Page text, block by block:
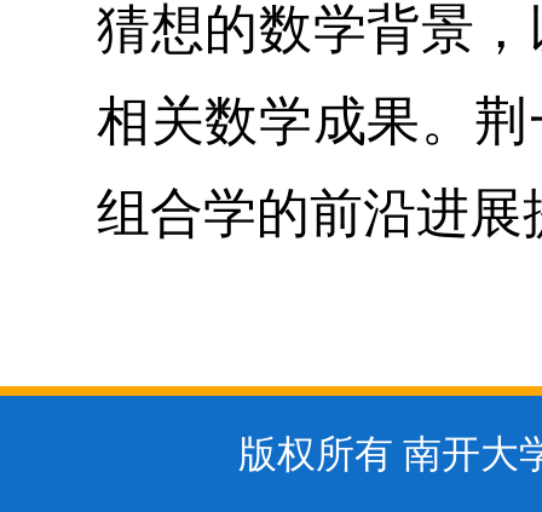
猜想的数学背景
相关数学成果。
组合学的前沿进
版权所有 南开大